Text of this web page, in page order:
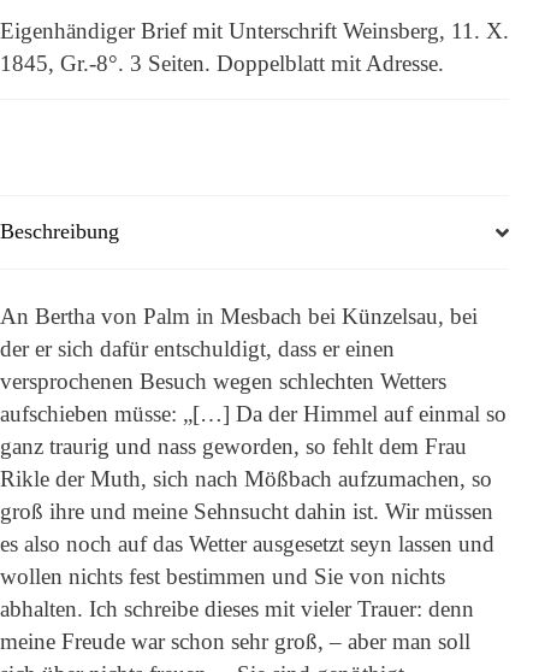
Eigenhändiger Brief mit Unterschrift Weinsberg, 11. X.
1845, Gr.-8°. 3 Seiten. Doppelblatt mit Adresse.
Beschreibung
An Bertha von Palm in Mesbach bei Künzelsau, bei
der er sich dafür entschuldigt, dass er einen
versprochenen Besuch wegen schlechten Wetters
aufschieben müsse: „[…] Da der Himmel auf einmal so
ganz traurig und nass geworden, so fehlt dem Frau
Rikle der Muth, sich nach Mößbach aufzumachen, so
groß ihre und meine Sehnsucht dahin ist. Wir müssen
es also noch auf das Wetter ausgesetzt seyn lassen und
wollen nichts fest bestimmen und Sie von nichts
abhalten. Ich schreibe dieses mit vieler Trauer: denn
meine Freude war schon sehr groß, – aber man soll